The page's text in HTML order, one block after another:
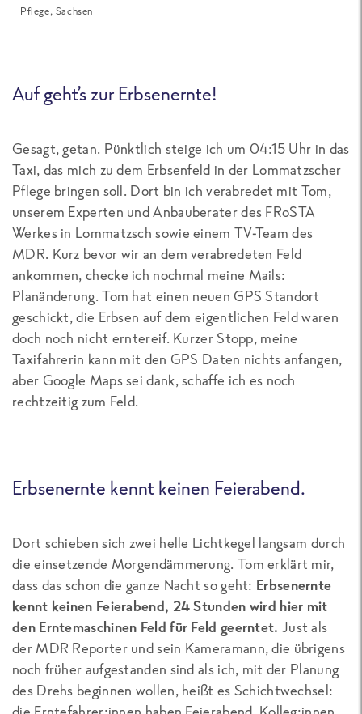
Pflege, Sachsen
Auf geht’s zur Erbsenernte!
Gesagt, getan. Pünktlich steige ich um 04:15 Uhr in das
Taxi, das mich zu dem Erbsenfeld in der Lommatzscher
Pflege bringen soll. Dort bin ich verabredet mit Tom,
unserem Experten und Anbauberater des FRoSTA
Werkes in Lommatzsch sowie einem TV-Team des
MDR. Kurz bevor wir an dem verabredeten Feld
ankommen, checke ich nochmal meine Mails:
Planänderung. Tom hat einen neuen GPS Standort
geschickt, die Erbsen auf dem eigentlichen Feld waren
doch noch nicht erntereif. Kurzer Stopp, meine
Taxifahrerin kann mit den GPS Daten nichts anfangen,
aber Google Maps sei dank, schaffe ich es noch
rechtzeitig zum Feld.
Erbsenernte kennt keinen Feierabend.
Dort schieben sich zwei helle Lichtkegel langsam durch
die einsetzende Morgendämmerung. Tom erklärt mir,
dass das schon die ganze Nacht so geht: Erbsenernte
kennt keinen Feierabend, 24 Stunden wird hier mit
den Erntemaschinen Feld für Feld geerntet. Just als
der MDR Reporter und sein Kameramann, die übrigens
noch früher aufgestanden sind als ich, mit der Planung
des Drehs beginnen wollen, heißt es Schichtwechsel: